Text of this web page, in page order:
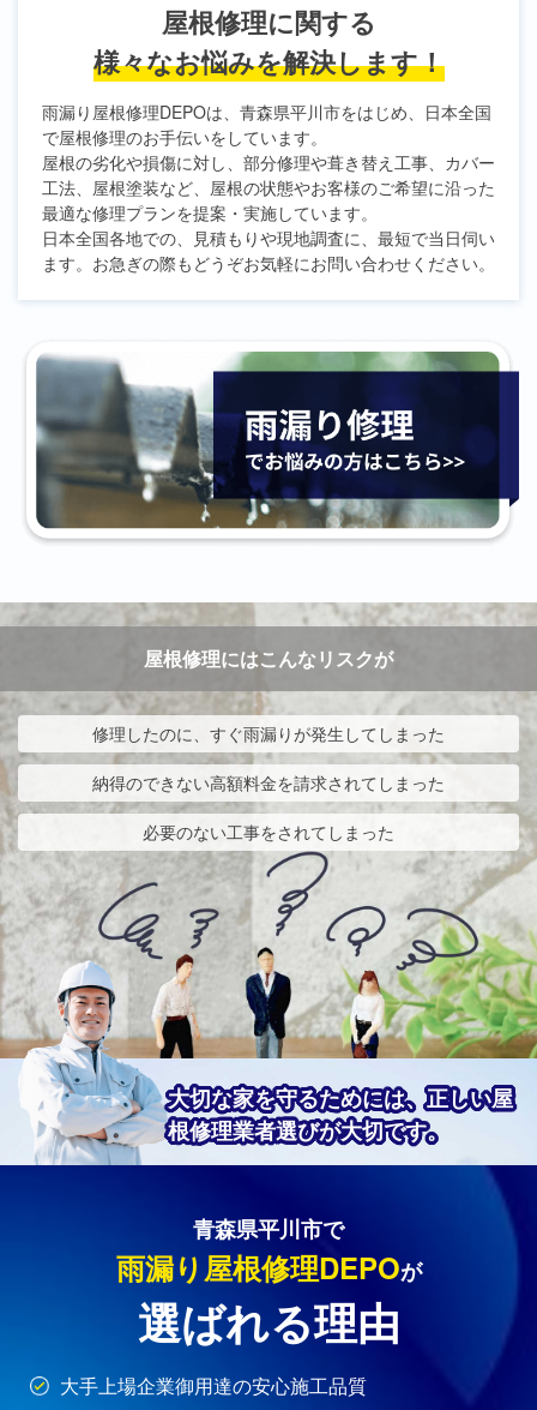
屋根修理に関する
様々なお悩みを解決します！
雨漏り屋根修理DEPOは、青森県平川市をはじめ、日本全国
で屋根修理のお手伝いをしています。
屋根の劣化や損傷に対し、部分修理や葺き替え工事、カバー
工法、屋根塗装など、屋根の状態やお客様のご希望に沿った
最適な修理プランを提案・実施しています。
日本全国各地での、見積もりや現地調査に、最短で当日伺い
ます。お急ぎの際もどうぞお気軽にお問い合わせください。
屋根修理にはこんなリスクが
修理したのに、すぐ雨漏りが発生してしまった
納得のできない高額料金を請求されてしまった
必要のない工事をされてしまった
大切な家を守るためには、正しい屋
根修理業者選びが大切です。
青森県平川市で
雨漏り屋根修理DEPOが
選ばれる理由
大手上場企業御用達の安心施工品質